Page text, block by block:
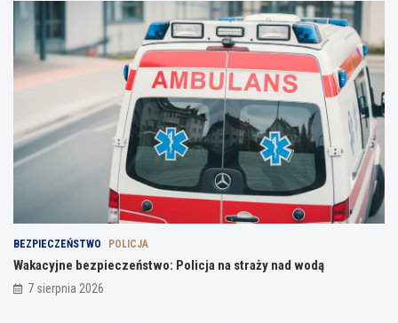
BEZPIECZEŃSTWO POLICJA
Wakacyjne bezpieczeństwo: Policja na straży nad wodą
7 sierpnia 2026